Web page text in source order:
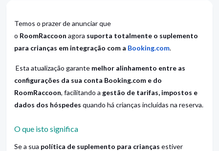
Temos o prazer de anunciar que
o RoomRaccoon agora suporta totalmente o suplemento
para crianças em integração com a Booking.com.
Esta atualização garante melhor alinhamento entre as
configurações da sua conta Booking.com e do
RoomRaccoon, facilitando a gestão de tarifas, impostos e
dados dos hóspedes quando há crianças incluídas na reserva.
O que isto significa
Se a sua política de suplemento para crianças estiver